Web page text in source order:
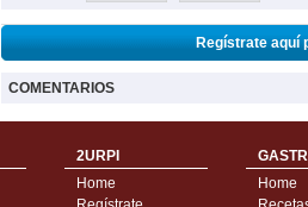
Regístrate aquí
COMENTARIOS
2URPI
Home
Home